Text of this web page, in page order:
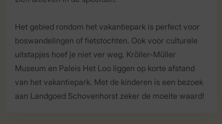
Het gebied rondom het vakantiepark is perfect voor
boswandelingen of fietstochten. Ook voor culturele
uitstapjes hoef je niet ver weg. Kröller-Müller
Museum en Paleis Het Loo liggen op korte afstand
van het vakantiepark. Met de kinderen is een bezoek
aan Landgoed Schovenhorst zeker de moeite waard!